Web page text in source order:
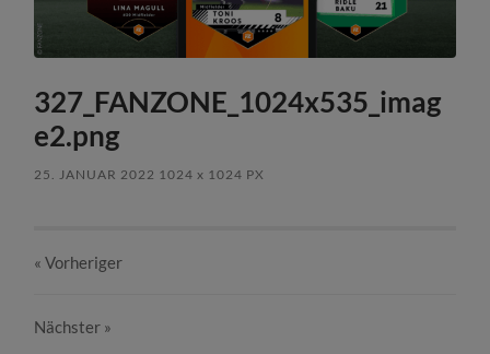
327_FANZONE_1024x535_imag
e2.png
25. JANUAR 2022 1024x 1024 PX
« Vorheriger
Nächster »